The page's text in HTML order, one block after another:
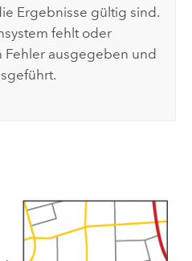
Ergebnisse gültig sind.
fehlt oder
Fehler ausgegeben und